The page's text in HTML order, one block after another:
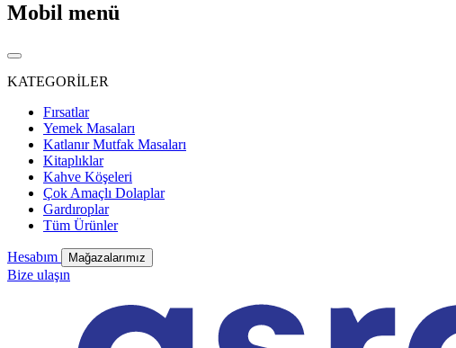
Mobil menü
KATEGORİLER
Fırsatlar
Yemek Masaları
Katlanır Mutfak Masaları
Kitaplıklar
Kahve Köşeleri
Çok Amaçlı Dolaplar
Gardıroplar
Tüm Ürünler
Hesabım Mağazalarımız
Bize ulaşın